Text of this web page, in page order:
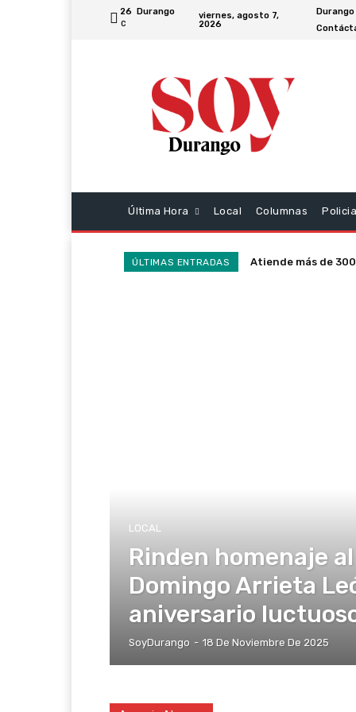
26
C
Durango
viernes, agosto 7,
2026
Durango
Última Hora Local Columnas
ÚLTIMAS ENTRADAS
Atiende más de
LOCAL
Rinden homenaje
Domingo Arrieta
aniversario
SoyDurango - 18 De Noviembre De 2025